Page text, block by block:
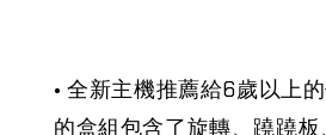
• 全新主機推薦給6歲以上
的盒組包含了旋轉、蹺蹺